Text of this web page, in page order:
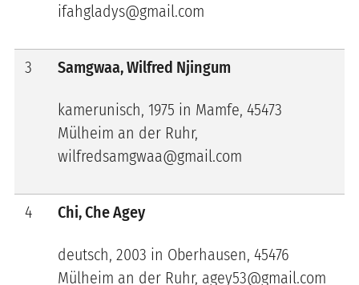
ifahgladys@gmail.com
3 Samgwaa, Wilfred Njingum
kamerunisch, 1975 in Mamfe, 45473
Mülheim an der Ruhr,
wilfredsamgwaa@gmail.com
4 Chi, Che Agey
deutsch, 2003 in Oberhausen, 45476
Mülheim an der Ruhr, agey53@gmail.com